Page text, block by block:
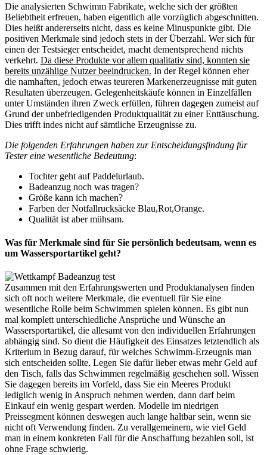
Die analysierten Schwimm Fabrikate, welche sich der größten
Beliebtheit erfreuen, haben eigentlich alle vorzüglich abgeschnitten.
Dies heißt andererseits nicht, dass es keine Minuspunkte gibt. Die
positiven Merkmale sind jedoch stets in der Überzahl. Wer sich für
einen der Testsieger entscheidet, macht dementsprechend nichts
verkehrt. Da diese Produkte vor allem qualitativ sind, konnten sie
bereits unzählige Nutzer beeindrucken. In der Regel können eher
die namhaften, jedoch etwas teureren Markenerzeugnisse mit guten
Resultaten überzeugen. Gelegenheitskäufe können in Einzelfällen
unter Umständen ihren Zweck erfüllen, führen dagegen zumeist auf
Grund der unbefriedigenden Produktqualität zu einer Enttäuschung.
Dies trifft indes nicht auf sämtliche Erzeugnisse zu.
Die folgenden Erfahrungen haben zur Entscheidungsfindung für
Tester eine wesentliche Bedeutung:
Tochter geht auf Paddelurlaub.
Badeanzug noch was tragen?
Größe kann ich machen?
Farben der Notfallrucksäcke Blau,Rot,Orange.
Qualität ist aber mühsam.
Was für Merkmale sind für Sie persönlich bedeutsam, wenn es
um Wassersportartikel geht?
Zusammen mit den Erfahrungswerten und Produktanalysen finden
sich oft noch weitere Merkmale, die eventuell für Sie eine
wesentliche Rolle beim Schwimmen spielen können. Es gibt nun
mal komplett unterschiedliche Ansprüche und Wünsche an
Wassersportartikel, die allesamt von den individuellen Erfahrungen
abhängig sind. So dient die Häufigkeit des Einsatzes letztendlich als
Kriterium in Bezug darauf, für welches Schwimm-Erzeugnis man
sich entscheiden sollte. Legen Sie dafür lieber etwas mehr Geld auf
den Tisch, falls das Schwimmen regelmäßig geschehen soll. Wissen
Sie dagegen bereits im Vorfeld, dass Sie ein Meeres Produkt
lediglich wenig in Anspruch nehmen werden, dann darf beim
Einkauf ein wenig gespart werden. Modelle im niedrigen
Preissegment können deswegen auch lange haltbar sein, wenn sie
nicht oft Verwendung finden. Zu verallgemeinern, wie viel Geld
man in einem konkreten Fall für die Anschaffung bezahlen soll, ist
ohne Frage schwierig.